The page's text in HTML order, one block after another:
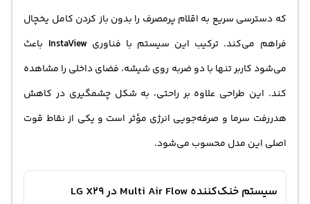
که دسترسی سریع به اقلام پرمصرف را بدون باز کردن کامل یخچال
فراهم می‌کند. ترکیب این سیستم با فناوریInstaView باعث
می‌شود کاربر تنها با دو ضربه روی شیشه، فضای داخلی را مشاهده
کند. این طراحی علاوه بر راحتی، به شکل چشمگیری در کاهش
هدررفت سرما و صرفه‌جویی انرژی مؤثر است و یکی از نقاط قوت
اصلی این مدل محسوب می‌شود.
سیستم خنک‌کننده Multi Air Flow در LG X29